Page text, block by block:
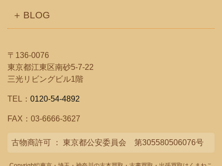
BLOG
〒136-0076
東京都江東区南砂5-7-22
三光リビングビル1階
TEL： 0120-54-4892
FAX：03-6666-3627
古物商許可 ： 東京都公安委員会 第305580506076号